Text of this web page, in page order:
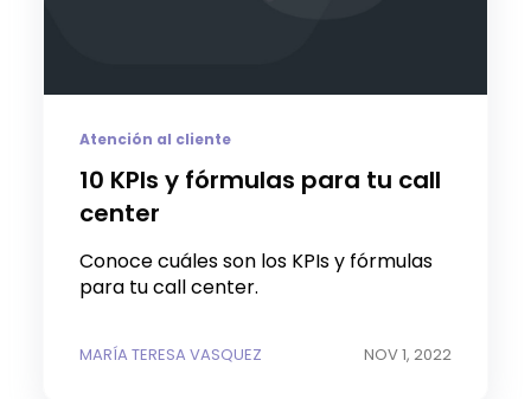
Atención al cliente
10 KPIs y fórmulas para tu call
center
Conoce cuáles son los KPIs y fórmulas
para tu call center.
MARÍA TERESA VASQUEZ NOV 1, 2022